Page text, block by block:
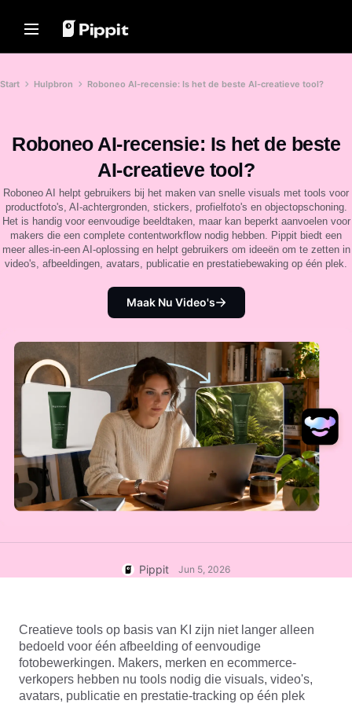
Home
Solutions
Resources
Content Hub
AI Models
Edit Now
Solutions
One-Click Video Solution
Instantly create engaging
marketing videos by entering a
with our AI-powered video
generator.
AI Product Images
Effortlessly generate professional
product photos in batches for
Resources
Community
TikTok Ads Manager
KraftGeek's Story
Paw Smart's Story
Sleep Shop's Story
Lover Brand Fashion's Story
User Account
Assets Management
Publishing and Analytics
Product Images
One-click Video Solution
Campaign
Meet Pippit
Content Hub
Image Tips
Change Picture Background
Online
Best 8 Bulk Image Resizer in
2024
Transparent Backgrounds Tips
Promotion Tips
Make Sales-Boosting Promo
10 Promo Video Ideas
7 Promotional Poster Ideas
Business Tips
AI-Powered Product Posters
Top 5 Types of Business
Videos
AI-Generated Product
Background
Engaging Sales-Boosting
Social Media Tips
How to Cut YouTube Video
Crop Videos for Instagram
AI Models
AI Models
Seedream
Seedance
Nano Banana Pro
Start Hulpbron Roboneo AI-recensie: Is het de beste AI-creatieve tool?
Roboneo AI-recensie: Is het de beste
AI-creatieve tool?
Roboneo AI helpt gebruikers bij het maken van snelle visuals met tools voor
productfoto's, AI-achtergronden, stickers, profielfoto's en objectopschoning.
Het is handig voor eenvoudige beeldtaken, maar kan beperkt aanvoelen voor
makers die een complete contentworkflow nodig hebben. Pippit biedt een
meer alles-in-een AI-oplossing en helpt gebruikers om ideeën om te zetten in
video's, afbeeldingen, avatars, publicatie en prestatiebewaking op één plek.
Maak Nu Video's
Pippit Jun 5, 2026
Creatieve tools op basis van KI zijn niet langer alleen
bedoeld voor één afbeelding of eenvoudige
fotobewerkingen. Makers, merken en ecommerce-
verkopers hebben nu tools nodig die visuals, video's,
avatars, publicatie en prestatie-tracking op één plek